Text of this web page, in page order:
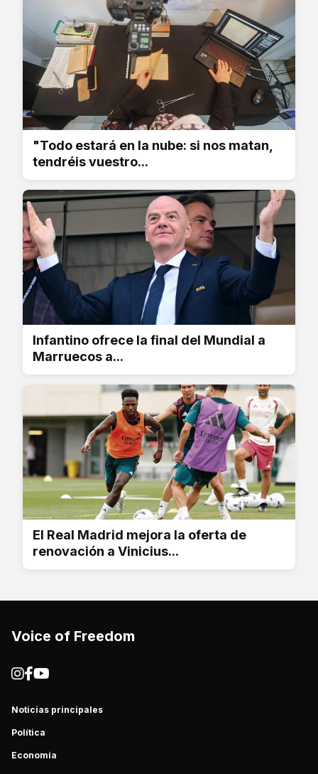
"Todo estará en la nube: si nos matan,
tendréis vuestro...
Infantino ofrece la final del Mundial a
Marruecos a...
El Real Madrid mejora la oferta de
renovación a Vinicius...
Voice of Freedom
Noticias principales
Política
Economía